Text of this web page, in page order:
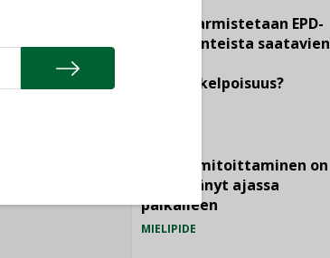
Miten varmistetaan EPD-
dokumenteista saatavien
vertailukelpoisuus?
viemärimitoittaminen on
jämähtänyt ajassa
paikalleen
MIELIPIDE